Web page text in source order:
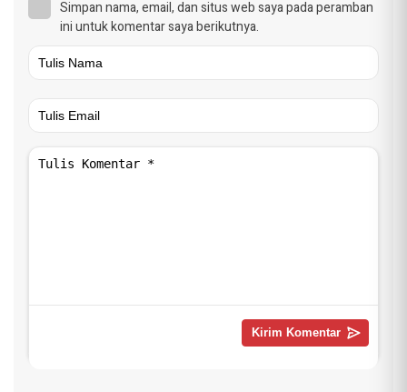
Simpan nama, email, dan situs web saya pada peramban
ini untuk komentar saya berikutnya.